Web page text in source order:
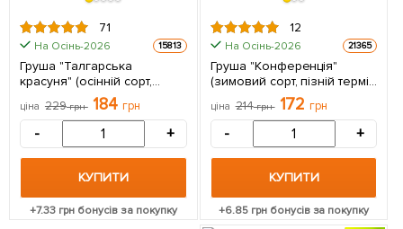
71
На Осінь-2026 15813
Груша "Талгарська
красуня" (осінній сорт,
середній термін
дозрівання) 1 саджанець в
ціна 229грн 184 грн
- +
КУПИТИ
+7.33 грн бонусів за покупку
12
На Осінь-2026 21365
Груша "Конференція"
(зимовий сорт, пізній термін
дозрівання) 1 саджанець в
упаковці
ціна 214грн 172 грн
- +
КУПИТИ
+6.85грн бонусів за покупку